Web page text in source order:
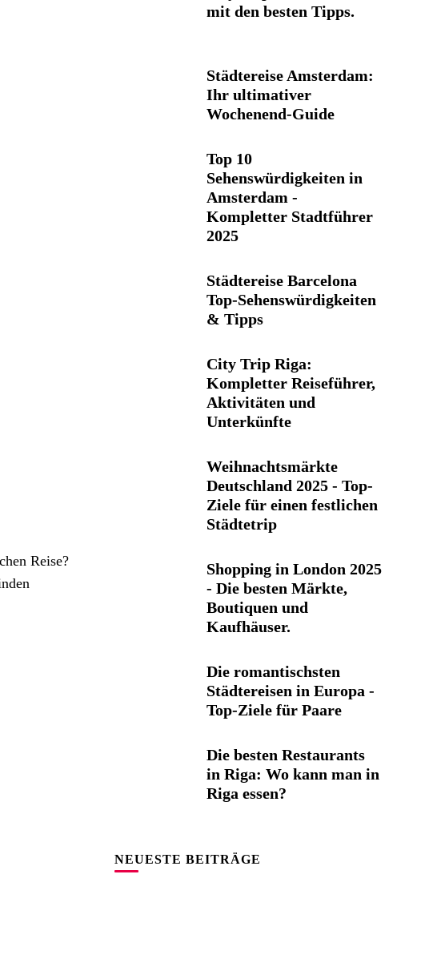
Reise?
mit den besten Tipps.
Städtereise Amsterdam:
Ihr ultimativer
Wochenend-Guide
Top 10
Sehenswürdigkeiten in
Amsterdam -
Kompletter Stadtführer
2025
Städtereise Barcelona
Top-Sehenswürdigkeiten
& Tipps
City Trip Riga:
Kompletter Reiseführer,
Aktivitäten und
Unterkünfte
Weihnachtsmärkte
Deutschland 2025 - Top-
Ziele für einen festlichen
Städtetrip
Shopping in London 2025
- Die besten Märkte,
Boutiquen und
Kaufhäuser.
Die romantischsten
Städtereisen in Europa -
Top-Ziele für Paare
Die besten Restaurants
in Riga: Wo kann man in
Riga essen?
NEUESTE BEITRÄGE